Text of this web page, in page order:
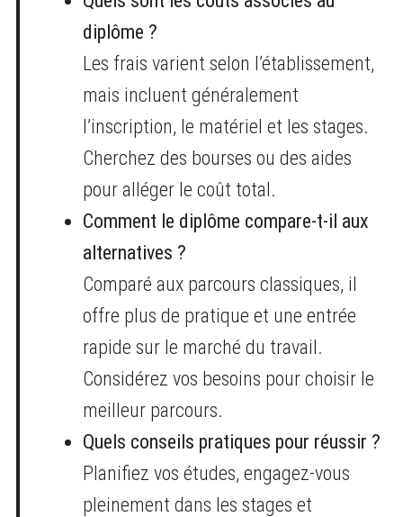
diplôme ?
Les frais varient selon l’établissement,
mais incluent généralement
l’inscription, le matériel et les stages.
Cherchez des bourses ou des aides
pour alléger le coût total.
Comment le diplôme compare-t-il aux
alternatives ?
Comparé aux parcours classiques, il
offre plus de pratique et une entrée
rapide sur le marché du travail.
Considérez vos besoins pour choisir le
meilleur parcours.
Quels conseils pratiques pour réussir ?
Planifiez vos études, engagez-vous
pleinement dans les stages et